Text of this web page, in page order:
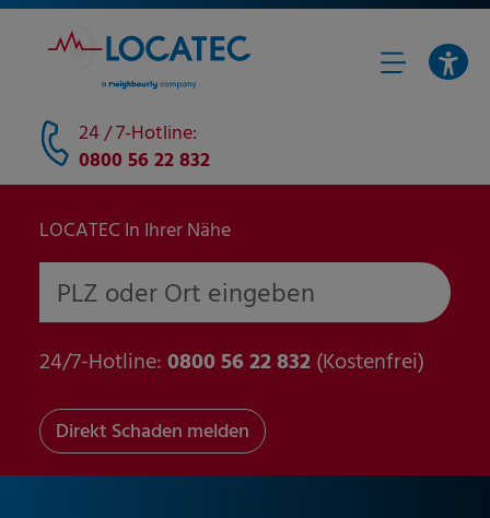
24 / 7-Hotline:
0800 56 22 832
LOCATEC In Ihrer Nähe
PLZ oder Ort eingeben
24/7-Hotline:0800 56 22 832(Kostenfrei)
Direkt Schaden melden